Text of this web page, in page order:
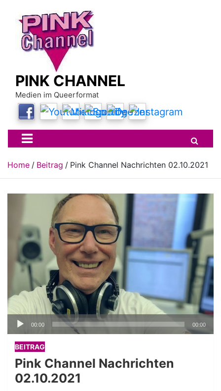
content
PINK CHANNEL
Medien im Queerformat
Home Beitrag Pink Channel Nachrichten 02.10.2021
Audio-
Player
00:00 00:00
BEITRAG
Pink Channel Nachrichten
02.10.2021